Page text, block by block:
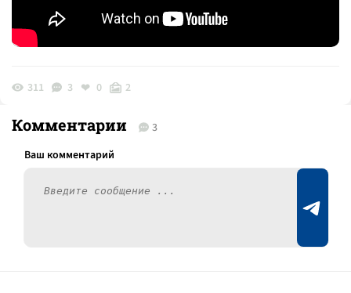
311 3 0 2
Комментарии 3